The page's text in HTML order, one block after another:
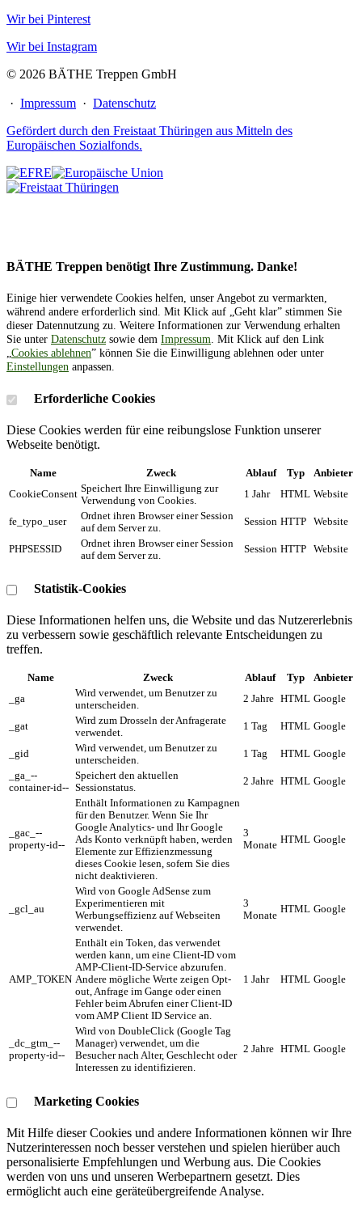
Wir bei Pinterest
Wir bei Instagram
© 2026 BÄTHE Treppen GmbH
· Impressum · Datenschutz
Gefördert durch den Freistaat Thüringen aus Mitteln des
Europäischen Sozialfonds.
BÄTHE Treppen benötigt Ihre Zustimmung. Danke!
Einige hier verwendete Cookies helfen, unser Angebot zu vermarkten,
während andere erforderlich sind. Mit Klick auf „Geht klar” stimmen Sie
dieser Datennutzung zu. Weitere Informationen zur Verwendung erhalten
Sie unter Datenschutz sowie dem Impressum. Mit Klick auf den Link
„Cookies ablehnen” können Sie die Einwilligung ablehnen oder unter
Einstellungen anpassen.
Erforderliche Cookies
Diese Cookies werden für eine reibungslose Funktion unserer
Webseite benötigt.
Name Zweck Ablauf Typ
Anbieter
CookieConsent Speichert Ihre Einwilligung zur
Verwendung von Cookies.
1 Jahr HTML Website
fe_typo_user
Ordnet ihren Browser einer Session
auf dem Server zu.
Session HTTP Website
PHPSESSID
Ordnet ihren Browser einer Session
auf dem Server zu.
Session HTTP Website
Statistik-Cookies
Diese Informationen helfen uns, die Website und das Nutzererlebnis
zu verbessern sowie geschäftlich relevante Entscheidungen zu
treffen.
Name Zweck Ablauf Typ
Anbieter
_ga
Wird verwendet, um Benutzer zu
unterscheiden.
2 Jahre HTML Google
_gat
Wird zum Drosseln der Anfragerate
verwendet.
1 Tag HTML Google
_gid
Wird verwendet, um Benutzer zu
unterscheiden.
1 Tag HTML Google
_ga_--
container-id--
Speichert den aktuellen
Sessionstatus.
2 Jahre HTML Google
_gac_--
property-id--
Enthält Informationen zu Kampagnen
für den Benutzer. Wenn Sie Ihr
Google Analytics- und Ihr Google
Ads Konto verknüpft haben, werden
Elemente zur Effizienzmessung
dieses Cookie lesen, sofern Sie dies
nicht deaktivieren.
3
Monate HTML Google
_gcl_au
Wird von Google AdSense zum
Experimentieren mit
Werbungseffizienz auf Webseiten
verwendet.
3
Monate
HTML Google
AMP_TOKEN
Enthält ein Token, das verwendet
werden kann, um eine Client-ID vom
AMP-Client-ID-Service abzurufen.
Andere mögliche Werte zeigen Opt-
out, Anfrage im Gange oder einen
Fehler beim Abrufen einer Client-ID
vom AMP Client ID Service an.
1 Jahr HTML Google
_dc_gtm_--
property-id--
Wird von DoubleClick (Google Tag
Manager) verwendet, um die
Besucher nach Alter, Geschlecht oder
Interessen zu identifizieren.
2 Jahre HTML Google
Marketing Cookies
Mit Hilfe dieser Cookies und andere Informationen können wir Ihre
Nutzerinteressen noch besser verstehen und spielen hierüber auch
personalisierte Empfehlungen und Werbung aus. ​Die Cookies
werden von uns und unseren Werbepartnern gesetzt. Dies
ermöglicht auch eine geräteübergreifende Analyse.